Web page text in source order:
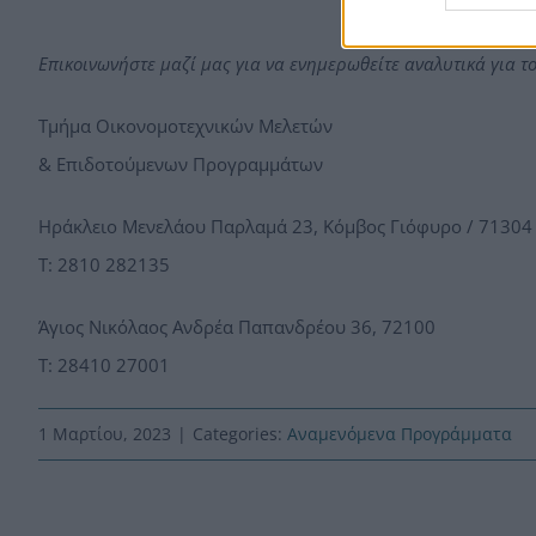
Επικοινωνήστε μαζί μας για να ενημερωθείτε αναλυτικά για
Τμήμα Οικονομοτεχνικών Μελετών
& Επιδοτούμενων Προγραμμάτων
Ηράκλειο Μενελάου Παρλαμά 23, Κόμβος Γιόφυρο / 71304
Τ: 2810 282135
Άγιος Νικόλαος Ανδρέα Παπανδρέου 36, 72100
Τ: 28410 27001
1 Μαρτίου, 2023 | Categories: Αναμενόμενα Προγράμματα